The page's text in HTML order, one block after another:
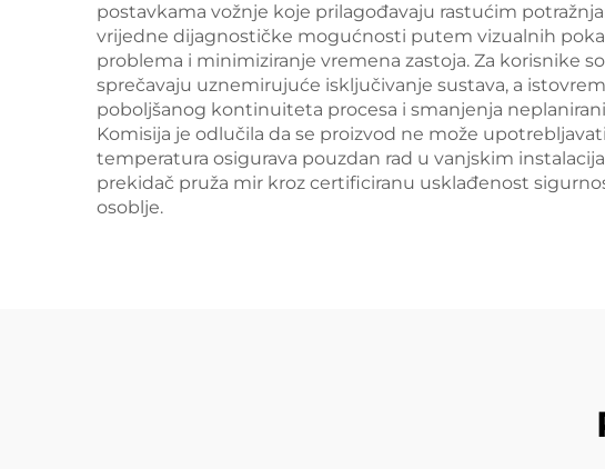
postavkama vožnje koje prilagođavaju rastućim
vrijedne dijagnostičke mogućnosti putem vizualnih
problema i minimiziranje vremena zastoja. Za korisnike
sprečavaju uznemirujuće isključivanje sustava, a
poboljšanog kontinuiteta procesa i smanjenja
Komisija je odlučila da se proizvod ne može
temperatura osigurava pouzdan rad u vanjskim
prekidač pruža mir kroz certificiranu usklađenost
osoblje.